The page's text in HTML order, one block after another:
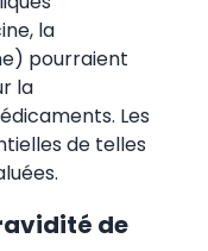
la
pourraient
la
Les
de telles
de